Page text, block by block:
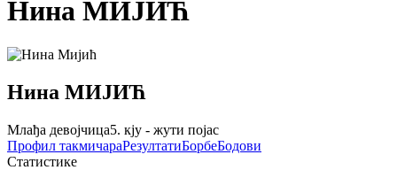
Нина МИЈИЋ
Нина МИЈИЋ
Млађа девојчица5. кју - жути појас
Профил такмичараРезултатиБорбеБодови
Статистике